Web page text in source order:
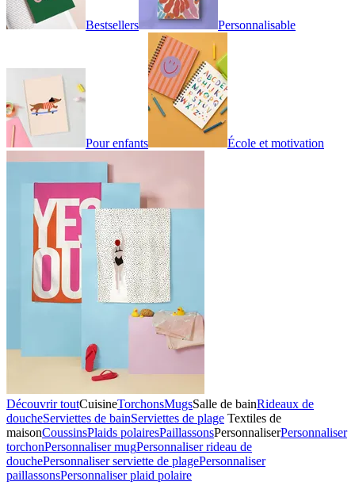
Bestsellers Personnalisable
Pour enfants École et motivation
Découvrir toutCuisineTorchonsMugsSalle de bainRideaux de
doucheServiettes de bainServiettes de plage Textiles de
maisonCoussinsPlaids polairesPaillassonsPersonnaliserPersonnaliser
torchonPersonnaliser mugPersonnaliser rideau de
douchePersonnaliser serviette de plagePersonnaliser
paillassonsPersonnaliser plaid polaire